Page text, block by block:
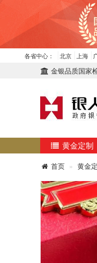
各省中心： 北京 上海
金银品质国家
黄金定制
首页 黄金